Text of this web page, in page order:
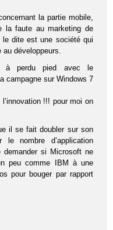
la partie mobile,
la faute au marketing de
dite est une société qui
au développeurs.
à perdu pied avec le
campagne sur Windows 7
!!! pour moi on
il se fait doubler sur son
nombre d’application
si Microsoft ne
peu comme IBM à une
pour bouger par rapport